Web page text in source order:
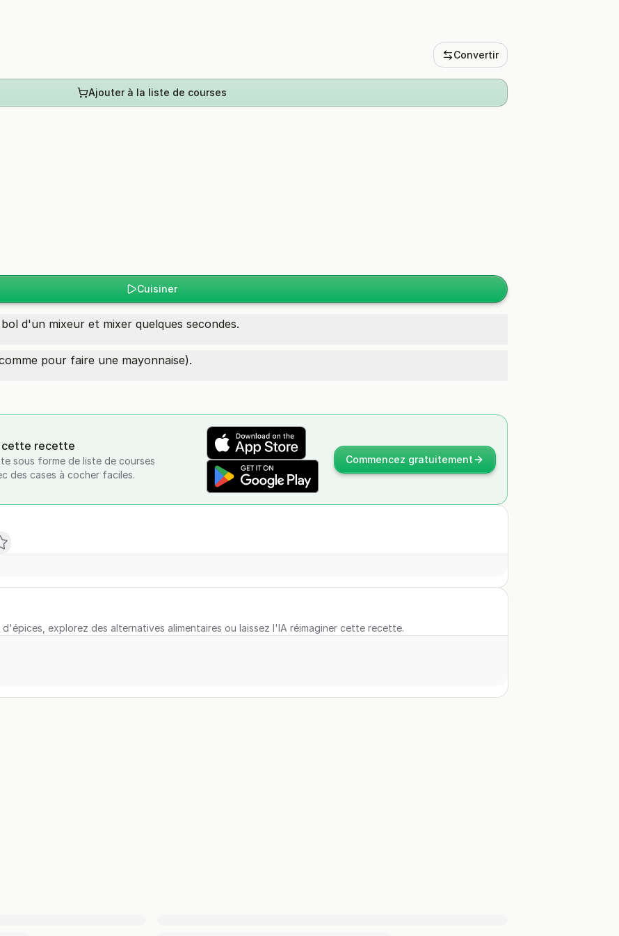
Convertir
Ajouter à la liste de courses
Cuisiner
d'un mixeur et mixer quelques secondes.
pour faire une mayonnaise).
cette recette
sous forme de liste de courses
des cases à cocher faciles.
Commencez gratuitement
explorez des alternatives alimentaires ou laissez l'IA réimaginer cette recette.